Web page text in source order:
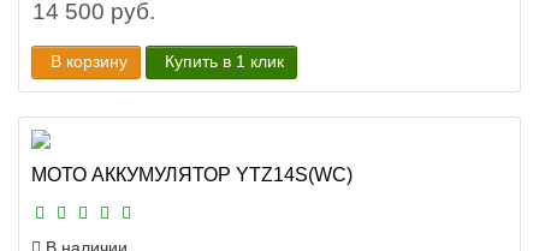
14 500 руб.
В корзину Купить в 1 клик
МОТО АККУМУЛЯТОР YTZ14S(WC)